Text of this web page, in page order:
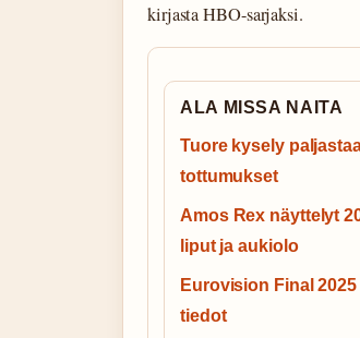
kirjasta HBO-sarjaksi.
ALA MISSA NAITA
Tuore kysely
tottumukset
Amos Rex näyttelyt
liput ja aukiolo
Eurovision Final
tiedot